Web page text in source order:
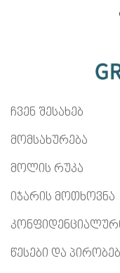
ჩვენ შესახებ
მომსახურება
მოლის რუკა
იჯარის მოთხოვნა
წესები და